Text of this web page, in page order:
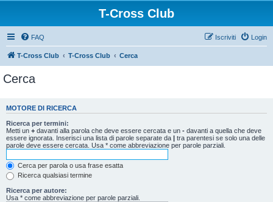
T-Cross Club
FAQ Login
Iscriviti
T-Cross Club T-Cross Club Cerca
Cerca
MOTORE DI RICERCA
Ricerca per termini:
Metti un + davanti alla parola che deve essere cercata e un - davanti a quella che deve
essere ignorata. Inserisci una lista di parole separate da | tra parentesi se solo una delle
parole deve essere cercata. Usa * come abbreviazione per parole parziali.
Cerca per parola o usa frase esatta
Ricerca qualsiasi termine
Ricerca per autore:
Usa * come abbreviazione per parole parziali.